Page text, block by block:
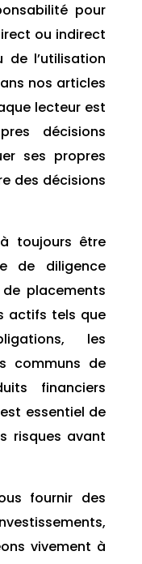
pour
ou indirect
l’utilisation
nos articles
lecteur est
décisions
ses propres
des décisions
toujours être
de diligence
de placements
actifs tels que
les
communs de
financiers
essentiel de
risques avant
fournir des
vivement à